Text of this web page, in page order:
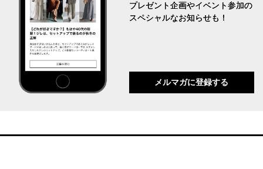
プレゼント企画やイベント参加の
スペシャルなお知らせも！
メルマガに登録する